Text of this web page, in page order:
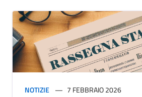
NOTIZIE 7 FEBBRAIO 2026